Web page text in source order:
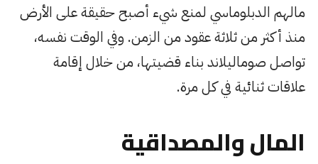
مالهم الدبلوماسي لمنع شيء أصبح حقيقة على الأرض
منذ أكثر من ثلاثة عقود من الزمن. وفي الوقت نفسه،
تواصل صوماليلاند بناء قضيتها، من خلال إقامة
علاقات ثنائية في كل مرة.
المال والمصداقية